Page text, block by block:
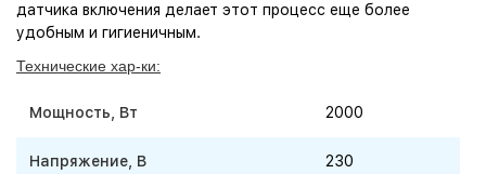
датчика включения делает этот процесс еще более
удобным и гигиеничным.
Технические хар-ки:
Мощность, Вт 2000
Напряжение, В 230